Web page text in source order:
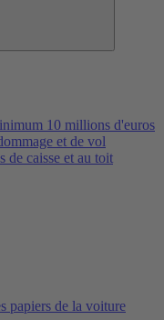
10 millions d'euros
et de vol
de caisse et au toit
papiers de la voiture